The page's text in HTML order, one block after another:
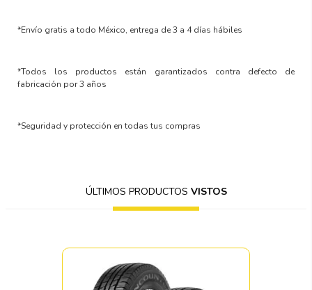
*Envío gratis a todo México, entrega de 3 a 4 días hábiles
*Todos los productos están garantizados contra defecto de
fabricación por 3 años
*Seguridad y protección en todas tus compras
ÚLTIMOS PRODUCTOS VISTOS